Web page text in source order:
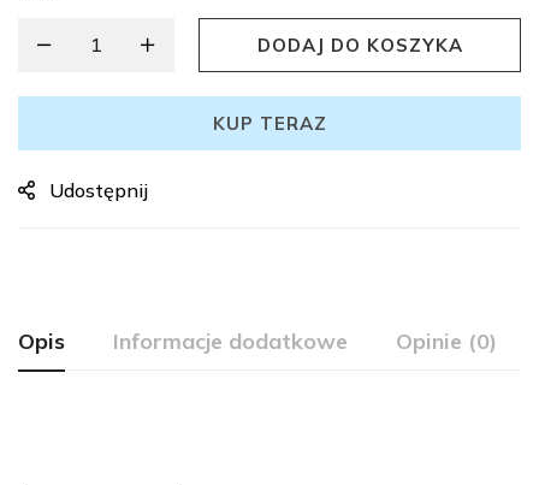
DODAJ DO KOSZYKA
KUP TERAZ
Udostępnij
Opis Informacje dodatkowe Opinie (0)